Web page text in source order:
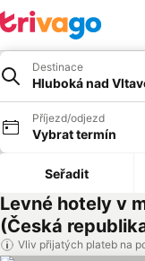
Destinace
Hluboká nad
Příjezd/odjezd
Vybrat termín
Seřadit
Levné hotely v
(Česká
Vliv přijatých plateb na